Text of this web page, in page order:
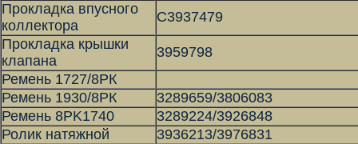
Прокладка впусного
коллектора
С3937479
Прокладка крышки
клапана
3959798
Ремень 1727/8РК
Ремень 1930/8РК
3289659/3806083
Ремень 8PK1740
3289224/3926848
Ролик натяжной
3936213/3976831